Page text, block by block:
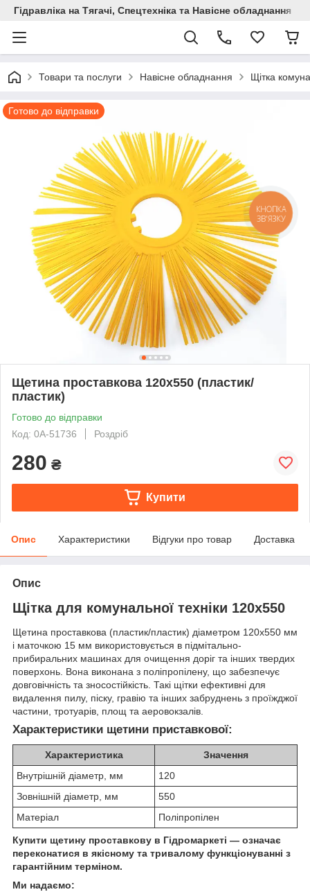
Гідравліка на Тягачі, Спецтехніка та Навісне обладнання
Товари та послуги Навісне обладнання Щітка
Готово до відправки
Щетина проставкова 120x550 (пластик/
пластик)
Готово до відправки
Код: 0А-51736
Роздріб
280 ₴
Купити
Опис Характеристики Відгуки про товар Доставка
Опис
Щітка для комунальної техніки 120x550
Щетина проставкова (пластик/пластик) діаметром 120x550 мм
і маточкою 15 мм використовується в підмітально-
прибиральних машинах для очищення доріг та інших твердих
поверхонь. Вона виконана з поліпропілену, що забезпечує
довговічність та зносостійкість. Такі щітки ефективні для
видалення пилу, піску, гравію та інших забруднень з проїжджої
частини, тротуарів, площ та аеровокзалів.
Характеристики щетини приставкової:
Характеристика
Значення
Внутрішній діаметр, мм
120
Зовнішній діаметр, мм
550
Матеріал
Поліпропілен
Купити щетину проставкову в Гідромаркеті — означає
переконатися в якісному та тривалому функціонуванні з
гарантійним терміном.
Ми надаємо:
КНОПКА
ЗВ'ЯЗКУ